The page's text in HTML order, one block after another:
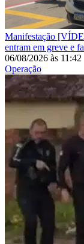
Manifestação
entram em greve e
06/08/2026 às 11:42
Operação